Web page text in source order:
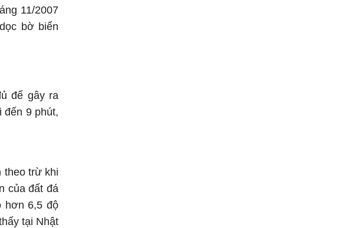
11/2007
bờ biển
để gây ra
đến 9 phút,
theo trừ khi
của đất đá
hơn 6,5 độ
tại Nhật